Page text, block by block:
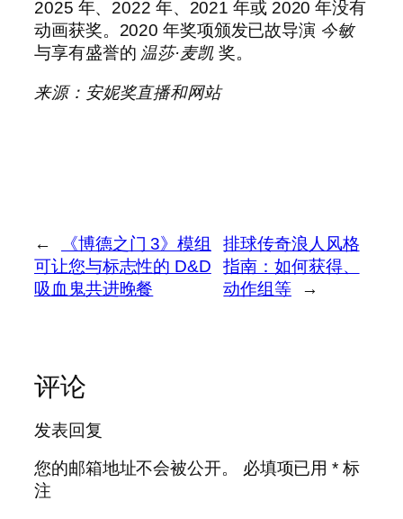
2025 年、2022 年、2021 年或 2020 年没有
动画获奖。2020 年奖项颁发已故导演 今敏
与享有盛誉的 温莎·麦凯奖。
来源：安妮奖直播和网站
←
《博德之门 3》模组
可让您与标志性的 D&D
吸血鬼共进晚餐
排球传奇浪人风格
指南：如何获得、
动作组等
→
评论
发表回复
您的邮箱地址不会被公开。
必填项已用* 标
注